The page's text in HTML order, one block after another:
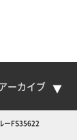
ーカイブ
ーFS35622